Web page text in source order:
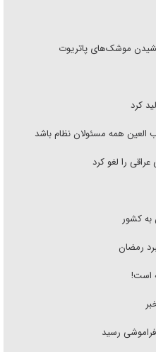
کشیدن موشک‌های پاتریوت
العین همه مسئولان نظام باشد
را لغو کرد
رمضان
است!
فراموشی رسید